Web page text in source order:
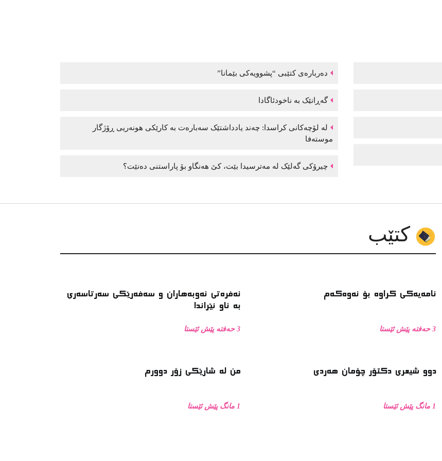
دەربارەی کتێبی “پشوویەکی بێمانا”
گەڕانێک بە ناخودئاگادا
لە لۆچەکانی کراسدا: چەند یادداشتێک سەبارەت بە کارێکی هونەریی ڕۆژگار
موستەفا
چیرۆکی گەلێک لە مەترسیدا بێت، کێ هەنگاو بۆ پاراستنی دەنێت؟
نەفرەتی نەوبەهاران و سەفەرێکی سەرتاسەری
بە ناو ئێراندا
3 حەفتە پێش ئێستا
نامەیەکی کراوە بۆ نەوەکەم
3 حەفتە پێش ئێستا
من له‌ شارێکی زۆر دوورم
1 مانگ پێش ئێستا
دوو شیعری دکتۆر چۆمان هەردی
1 مانگ پێش ئێستا